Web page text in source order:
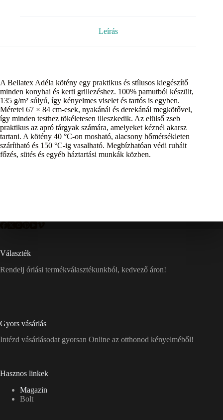
Leírás
A Bellatex Adéla kötény egy praktikus és stílusos kiegészítő
minden konyhai és kerti grillezéshez. 100% pamutból készült,
135 g/m² súlyú, így kényelmes viselet és tartós is egyben.
Méretei 67 × 84 cm-esek, nyakánál és derekánál megkötővel,
így minden testhez tökéletesen illeszkedik. Az elülső zseb
praktikus az apró tárgyak számára, amelyeket kéznél akarsz
tartani. A kötény 40 °C-on mosható, alacsony hőmérsékleten
szárítható és 150 °C-ig vasalható. Megbízhatóan védi ruháit
főzés, sütés és egyéb háztartási munkák közben.
Választék
Rendelj óriási termékválasztékunkból, kedvező áron!
Gyors vásárlás
Intézd vásárlásodat gyorsan Online az otthonod kényelméből!
Hasznos linkek
Magazin
Bolt